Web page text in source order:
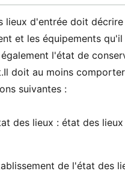
lieux d'entrée doit
et les équipements
l'état de
doit au moins
suivantes :
des lieux : état des
de l'état des